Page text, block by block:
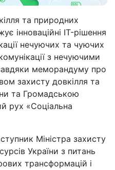
та природних
інноваційні IT-рішення
нечуючих та чуючих
з нечуючими
меморандуму про
захисту довкілля та
та Громадською
рух «Соціальна
Міністра захисту
України з питань
трансформацій і